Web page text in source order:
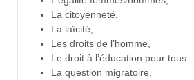
La citoyenneté,
La laïcité,
Les droits de l’homme,
Le droit à l’éducation pour tous
La question migratoire,